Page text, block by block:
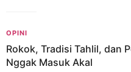
OPINI
Rokok, Tradisi Tahlil, dan
Nggak Masuk Akal